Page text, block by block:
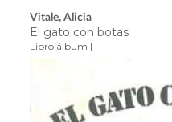
Vitale, Alicia
El gato con botas
Libro álbum |